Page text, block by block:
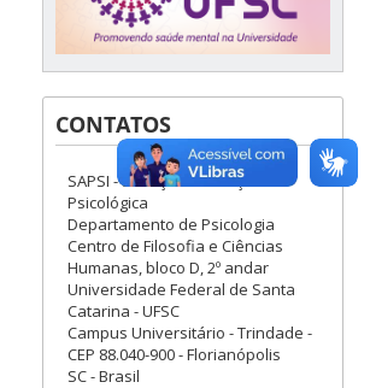
CONTATOS
SAPSI - Serviço de Atenção
Psicológica
Departamento de Psicologia
Centro de Filosofia e Ciências
Humanas, bloco D, 2º andar
Universidade Federal de Santa
Catarina - UFSC
Campus Universitário - Trindade -
CEP 88.040-900 - Florianópolis
SC - Brasil